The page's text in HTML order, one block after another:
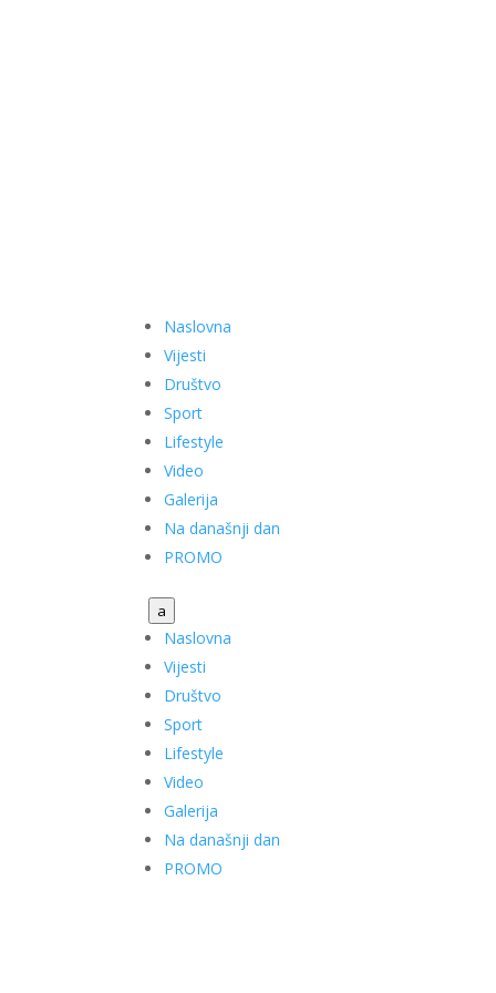
Naslovna
Vijesti
Društvo
Sport
Lifestyle
Video
Galerija
Na današnji dan
PROMO
a
Naslovna
Vijesti
Društvo
Sport
Lifestyle
Video
Galerija
Na današnji dan
PROMO